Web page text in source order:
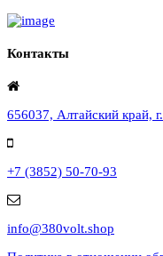
Контакты
656037, Алтайский край,
+7 (3852) 50-70-93
info@380volt.shop